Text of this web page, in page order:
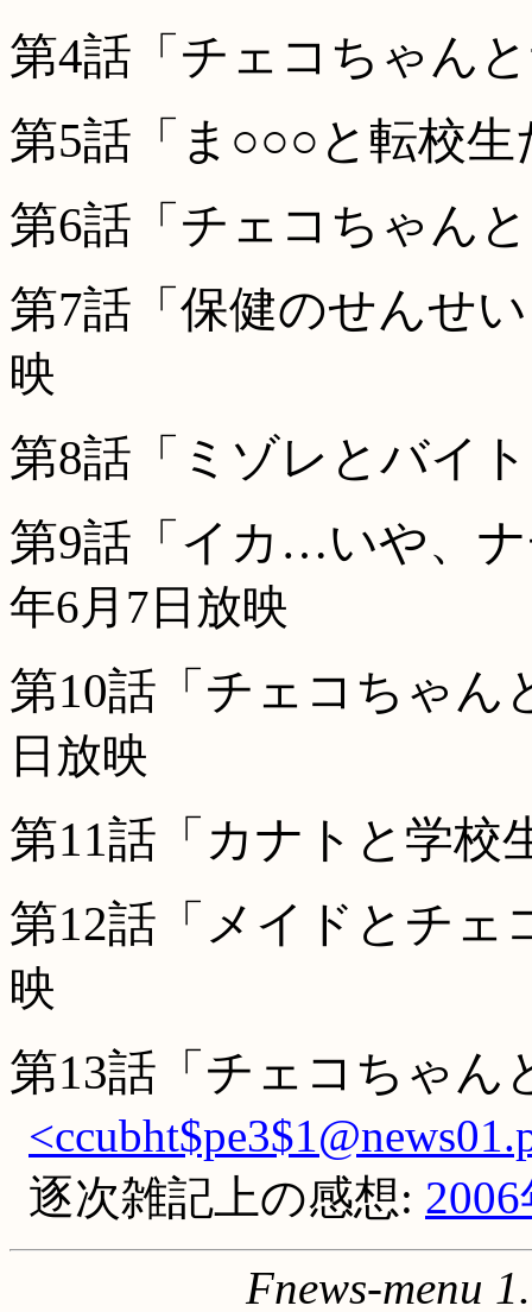
第4話「チェコちゃん
第5話「ま○○○と転校生
第6話「チェコちゃん
第7話「保健のせんせ
映
第8話「ミゾレとバイ
第9話「イカ…いや、
年6月7日放映
第10話「チェコちゃん
日放映
第11話「カナトと学校
第12話「メイドとチェ
映
第13話「チェコちゃん
逐次雑記上の感想:
Fnews-menu